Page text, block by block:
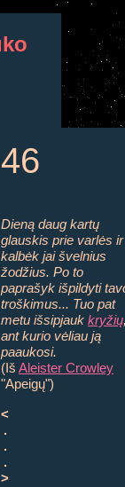
46
Dieną daug kartų
glauskis prie varlės ir
kalbėk jai švelnius
žodžius. Po to
paprašyk išpildyti
troškimus... Tuo pat
metu išsipjauk kryžių
ant kurio vėliau ją
paaukosi.
(Iš Aleister Crowley
"Apeigų")
<
.
.
.
>